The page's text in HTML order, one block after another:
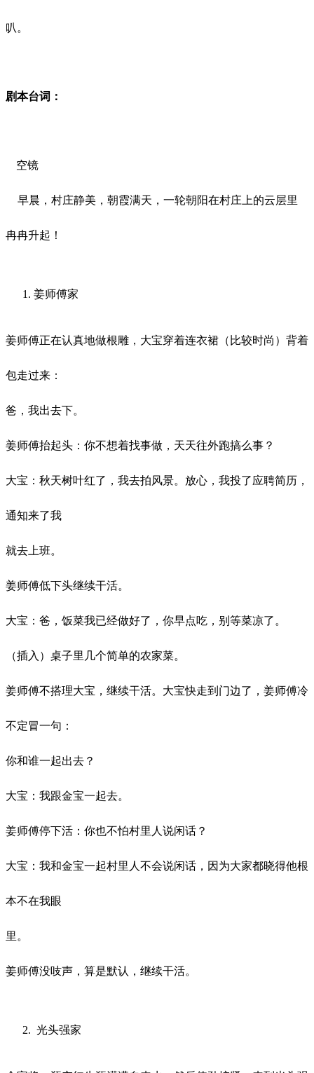
叭。
剧本台词：
空镜
早晨，村庄静美，朝霞满天，一轮朝阳在村庄上的云层里
冉冉升起！
姜师傅家
姜师傅正在认真地做根雕，大宝穿着连衣裙（比较时尚）背着
包走过来：
爸，我出去下。
姜师傅抬起头：你不想着找事做，天天往外跑搞么事？
大宝：秋天树叶红了，我去拍风景。放心，我投了应聘简历，
通知来了我
就去上班。
姜师傅低下头继续干活。
大宝：爸，饭菜我已经做好了，你早点吃，别等菜凉了。
（插入）桌子里几个简单的农家菜。
姜师傅不搭理大宝，继续干活。大宝快走到门边了，姜师傅冷
不定冒一句：
你和谁一起出去？
大宝：我跟金宝一起去。
姜师傅停下活：你也不怕村里人说闲话？
大宝：我和金宝一起村里人不会说闲话，因为大家都晓得他根
本不在我眼
里。
姜师傅没吱声，算是默认，继续干活。
光头强家